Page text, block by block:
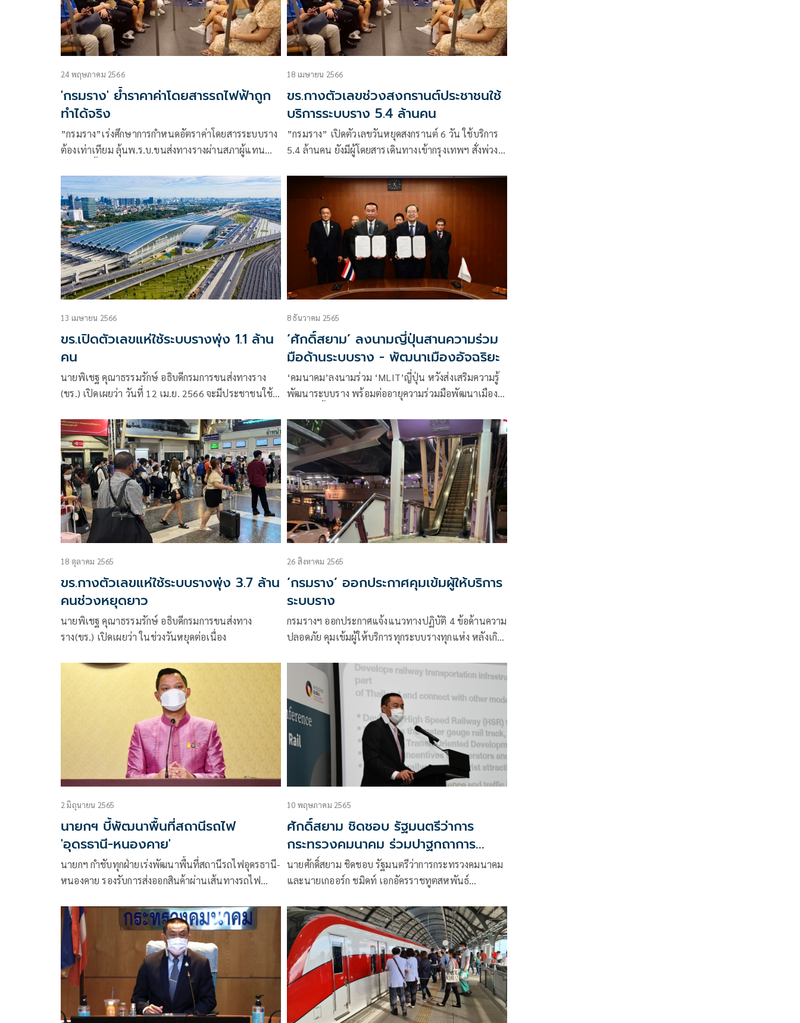
24 พฤษภาคม 2566
'กรมราง' ย้ำราคาค่าโดยสารรถไฟฟ้าถูก
ทำได้จริง
”กรมราง”เร่งศึกษาการกำหนดอัตราค่าโดยสารระบบราง
ต้องเท่าเทียม ลุ้นพ.ร.บ.ขนส่งทางรางผ่านสภาผู้แทน
รัฐบาลใหม่ทำได้จริง เล็งใช้บังคับสายใหม่ทันทีหลังเกิด
กฎหมายขนส่งทางราง
18 เมษายน 2566
ขร.กางตัวเลขช่วงสงกรานต์ประชาชนใช้
บริการระบบราง 5.4 ล้านคน
”กรมราง” เปิดตัวเลขวันหยุดสงกรานต์ 6 วัน ใช้บริการ
5.4 ล้านคน ยังมีผู้โดยสารเดินทางเข้ากรุงเทพฯ สั่งพ่วงตู้
3 ขบวน รองรับอำนวยความสะดวกผู้โดยสาร เพิ่มความถี่
รถช่วงเย็น 17 เม.ย. ถึงเช้า 18 เม.ย.
13 เมษายน 2566
ขร.เปิดตัวเลขแห่ใช้ระบบรางพุ่ง 1.1 ล้าน
คน
นายพิเชฐ คุณาธรรมรักษ์ อธิบดีกรมการขนส่งทางราง
(ขร.) เปิดเผยว่า วันที่ 12 เม.ย. 2566 จะมีประชาชนใช้
ราง
8 ธันวาคม 2565
‘ศักดิ์สยาม’ ลงนามญี่ปุ่นสานความร่วม
มือด้านระบบราง - พัฒนาเมืองอัจฉริยะ
‘คมนาคม’ลงนามร่วม ‘MLIT’ญี่ปุ่น หวังส่งเสริมความรู้
พัฒนาระบบราง พร้อมต่ออายุความร่วมมือพัฒนาเมือง
พัฒนาเมืองอัจฉริยะรอบสถานีกลางกรุงเทพอภิวัฒน์
18 ตุลาคม 2565
ขร.กางตัวเลขแห่ใช้ระบบรางพุ่ง 3.7 ล้าน
คนช่วงหยุดยาว
นายพิเชฐ คุณาธรรมรักษ์ อธิบดีกรมการขนส่งทาง
ราง(ขร.) เปิดเผยว่า ในช่วงวันหยุดต่อเนื่อง
26 สิงหาคม 2565
‘กรมราง’ ออกประกาศคุมเข้มผู้ให้บริการ
ระบบราง
กรมรางฯ ออกประกาศแจ้งแนวทางปฏิบัติ 4 ข้อด้านความ
ปลอดภัย คุมเข้มผู้ให้บริการทุกระบบรางทุกแห่ง หลังเกิด
2 มิถุนายน 2565
นายกฯ บี้พัฒนาพื้นที่สถานีรถไฟ
'อุดรธานี-หนองคาย'
นายกฯ กำชับทุกฝ่ายเร่งพัฒนาพื้นที่สถานีรถไฟอุดรธานี-
หนองคาย รองรับการส่งออกสินค้าผ่านเส้นทางรถไฟ
10 พฤษภาคม 2565
ศักดิ์สยาม ชิดชอบ รัฐมนตรีว่าการ
กระทรวงคมนาคม ร่วมปาฐกถาการ
ประชุม German – Thai Conference
ในหัวข้อ “The Future is Rail”
นายศักดิ์สยาม ชิดชอบ รัฐมนตรีว่าการกระทรวงคมนาคม
และนายเกออร์ก ชมิดท์ เอกอัครราชทูตสหพันธ์